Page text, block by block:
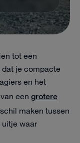
tot een
je compacte
en het
een grotere
maken tussen
waar